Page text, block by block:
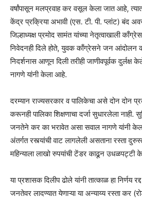
वर्षांपासून मलप्रवाह कर वसूल केला जात आहे,
केंद्र प्रक्रिया अभावी (एस. टी. पी. प्लांट) बंद
जिल्हाध्यक्ष प्रमोद सामंत यांच्या नेतृत्वाखाली
निवेदनही दिले होते, युवक काँग्रेसने जन आंदोलन
निदर्शनास आणून दिली तरीही जाणीवपूर्वक दुर्लक्ष
नागणे यांनी केला आहे.
दरम्यान राज्यसरकार व पालिकेचा असे दोन दोन
करूनही पालिका शिक्षणाचा दर्जा सुधारलेला नाही.
जनतेने कर का भरावेत असा सवाल नागणे यांनी
अंतर्गत रस्त्यांची वाट लागलेली असताना रस्ता
महिन्याला लाखो रुपयांची टेंडर काढून उधळपट्टी
या प्रशासक दिलीप ढोले यांनी तात्काळ हा निर्णय
जनतेवर लादण्यात येणाऱ्या या अन्याय्य रस्ता कर